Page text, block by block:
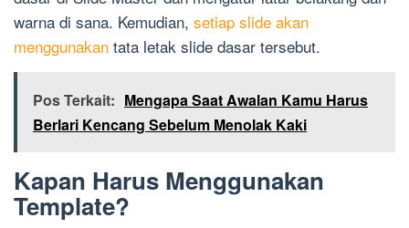
warna di sana. Kemudian, setiap slide akan
menggunakan tata letak slide dasar tersebut.
Pos Terkait: Mengapa Saat Awalan Kamu Harus
Berlari Kencang Sebelum Menolak Kaki
Kapan Harus Menggunakan
Template?